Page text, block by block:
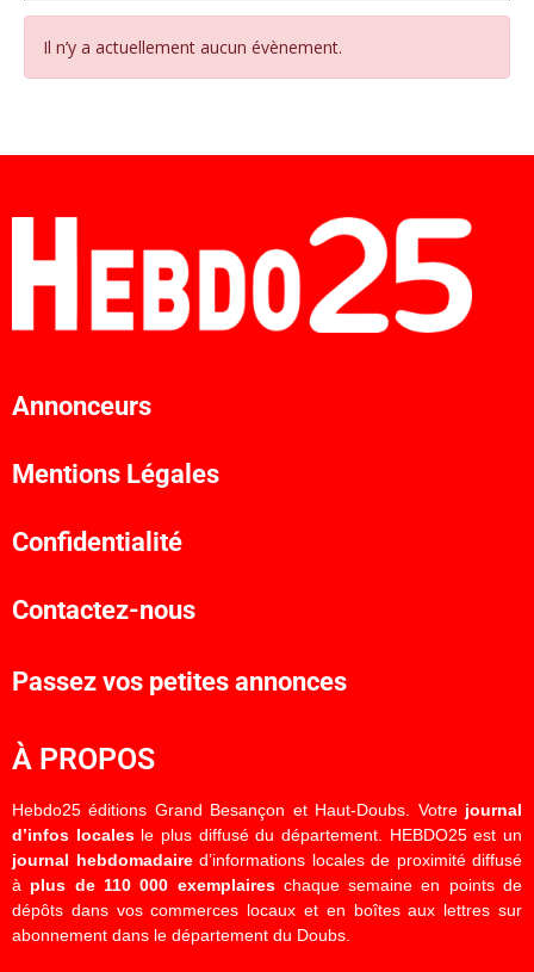
Il n’y a actuellement aucun évènement.
Annonceurs
Mentions Légales
Confidentialité
Contactez-nous
Passez vos petites annonces
À PROPOS
Hebdo25 éditions Grand Besançon et Haut-Doubs. Votre journal
d’infos localesle plus diffusé du département. HEBDO25 est un
journal hebdomadaired’informations locales de proximité diffusé
à plus de 110 000 exemplaireschaque semaine en points de
dépôts dans vos commerces locaux et en boîtes aux lettres sur
abonnement dans le département du Doubs.